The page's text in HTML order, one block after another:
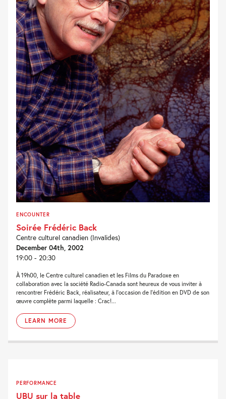
ENCOUNTER
Soirée Frédéric Back
Centre culturel canadien (Invalides)
December 04th, 2002
19:00 - 20:30
À 19h00, le Centre culturel canadien et les Films du Paradoxe en
collaboration avec la société Radio-Canada sont heureux de vous inviter à
rencontrer Frédéric Back, réalisateur, à l'occasion de l'édition en DVD de son
œuvre complète parmi laquelle : Crac!...
LEARN MORE
PERFORMANCE
UBU sur la table